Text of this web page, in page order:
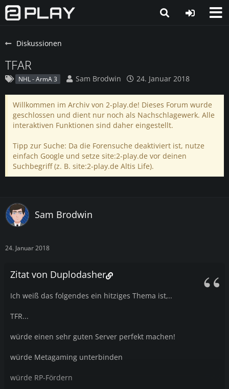
Diskussionen
TFAR
NHL - ArmA 3 Sam Brodwin 24. Januar 2018
Willkommen im Archiv von 2-play.de! Dieses Forum wurde
geschlossen und dient nur noch als Nachschlagewerk. Alle
interaktiven Funktionen sind daher eingestellt.
Tipp zur Suche: Da die Forensuche deaktiviert ist, nutze
einfach Google und setze site:2-play.de vor deinen
Suchbegriff (z. B. site:2-play.de Altis Life).
Sam Brodwin
24. Januar 2018
Zitat von Duplodasher
Ich weiß das folgendes ein hitziges Thema ist,..
TFR...
würde einen sehr guten Server perfekt machen!
würde Metagaming unterbinden
würde RP-Fördern